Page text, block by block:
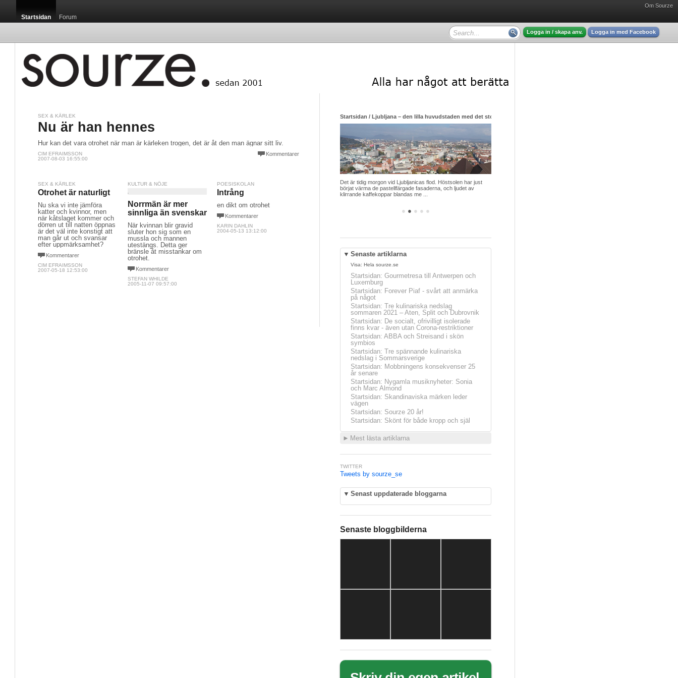
Om Sourze
Startsidan Forum
Logga in / skapa anv. Logga in med Facebook
SEX & KÄRLEK
Nu är han hennes
Hur kan det vara otrohet när man är kärleken trogen, det är åt den man ägnar sitt liv.
Kommentarer
CIM EFRAIMSSON
2007-08-03 16:55:00
SEX & KÄRLEK
Otrohet är naturligt
Nu ska vi inte jämföra
katter och kvinnor, men
när kåtslaget kommer och
dörren ut till natten öppnas
är det väl inte konstigt att
man går ut och svansar
efter uppmärksamhet?
Kommentarer
CIM EFRAIMSSON
2007-05-18 12:53:00
KULTUR & NÖJE
Norrmän är mer
sinnliga än svenskar
När kvinnan blir gravid
sluter hon sig som en
mussla och mannen
utestängs. Detta ger
bränsle åt misstankar om
otrohet.
Kommentarer
STEFAN WHILDE
2005-11-07 09:57:00
POESISKOLAN
Intrång
en dikt om otrohet
Kommentarer
KARIN DAHLIN
2004-05-13 13:12:00
● ● ● ● ●
Startsidan / Ljubljana – den lilla huvudstaden med det stora hjärtat
Det är tidig morgon vid Ljubljanicas flod. Höstsolen har just
börjat värma de pastellfärgade fasaderna, och ljudet av
klirrande kaffekoppar blandas me ...
▼ Senaste artiklarna
Visa: Hela sourze.se
Startsidan: Gourmetresa till Antwerpen och
Luxemburg
Startsidan: Forever Piaf - svårt att anmärka
på något
Startsidan: Tre kulinariska nedslag
sommaren 2021 – Aten, Split och Dubrovnik
Startsidan: De socialt, ofrivilligt isolerade
finns kvar - även utan Corona-restriktioner
Startsidan: ABBA och Streisand i skön
symbios
Startsidan: Tre spännande kulinariska
nedslag i Sommarsverige
Startsidan: Mobbningens konsekvenser 25
år senare
Startsidan: Nygamla musiknyheter: Sonia
och Marc Almond
Startsidan: Skandinaviska märken leder
vägen
Startsidan: Sourze 20 år!
Startsidan: Skönt för både kropp och själ
► Mest lästa artiklarna
TWITTER
Tweets by sourze_se
▼ Senast uppdaterade bloggarna
Senaste bloggbilderna